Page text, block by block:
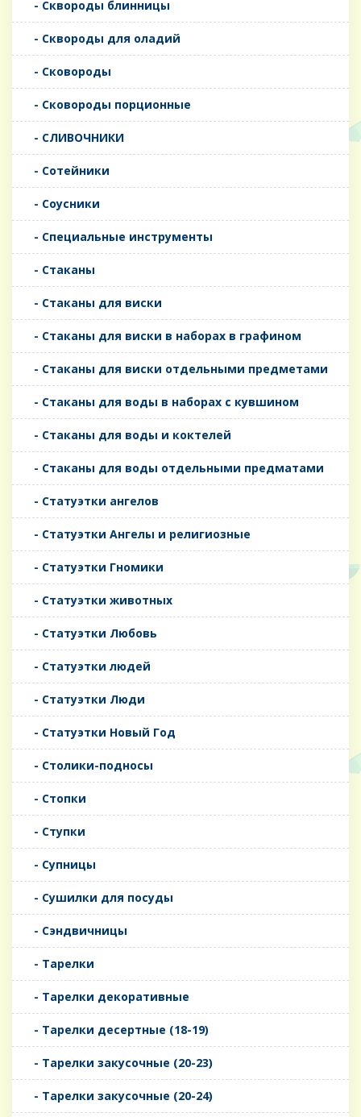
- Сквороды блинницы
- Сквороды для оладий
- Сковороды
- Сковороды порционные
- СЛИВОЧНИКИ
- Сотейники
- Соусники
- Специальные инструменты
- Стаканы
- Стаканы для виски
- Стаканы для виски в наборах в графином
- Стаканы для виски отдельными предметами
- Стаканы для воды в наборах с кувшином
- Стаканы для воды и коктелей
- Стаканы для воды отдельными предматами
- Статуэтки ангелов
- Статуэтки Ангелы и религиозные
- Статуэтки Гномики
- Статуэтки животных
- Статуэтки Любовь
- Статуэтки людей
- Статуэтки Люди
- Статуэтки Новый Год
- Столики-подносы
- Стопки
- Ступки
- Супницы
- Сушилки для посуды
- Сэндвичницы
- Тарелки
- Тарелки декоративные
- Тарелки десертные (18-19)
- Тарелки закусочные (20-23)
- Тарелки закусочные (20-24)